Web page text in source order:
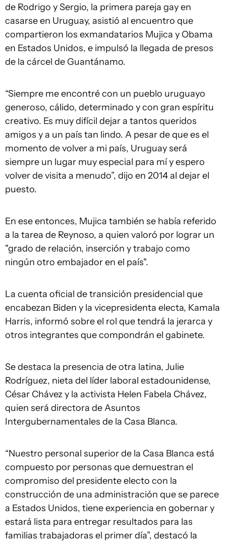
de Rodrigo y Sergio, la primera pareja gay en
casarse en Uruguay, asistió al encuentro que
compartieron los exmandatarios Mujica y Obama
en Estados Unidos, e impulsó la llegada de presos
de la cárcel de Guantánamo.
“Siempre me encontré con un pueblo uruguayo
generoso, cálido, determinado y con gran espíritu
creativo. Es muy difícil dejar a tantos queridos
amigos y a un país tan lindo. A pesar de que es el
momento de volver a mi país, Uruguay será
siempre un lugar muy especial para mí y espero
volver de visita a menudo”, dijo en 2014 al dejar el
puesto.
En ese entonces, Mujica también se había referido
a la tarea de Reynoso, a quien valoró por lograr un
"grado de relación, inserción y trabajo como
ningún otro embajador en el país".
La cuenta oficial de transición presidencial que
encabezan Biden y la vicepresidenta electa, Kamala
Harris, informó sobre el rol que tendrá la jerarca y
otros integrantes que compondrán el gabinete.
Se destaca la presencia de otra latina, Julie
Rodríguez, nieta del líder laboral estadounidense,
César Chávez y la activista Helen Fabela Chávez,
quien será directora de Asuntos
Intergubernamentales de la Casa Blanca.
“Nuestro personal superior de la Casa Blanca está
compuesto por personas que demuestran el
compromiso del presidente electo con la
construcción de una administración que se parece
a Estados Unidos, tiene experiencia en gobernar y
estará lista para entregar resultados para las
familias trabajadoras el primer día”, destacó la